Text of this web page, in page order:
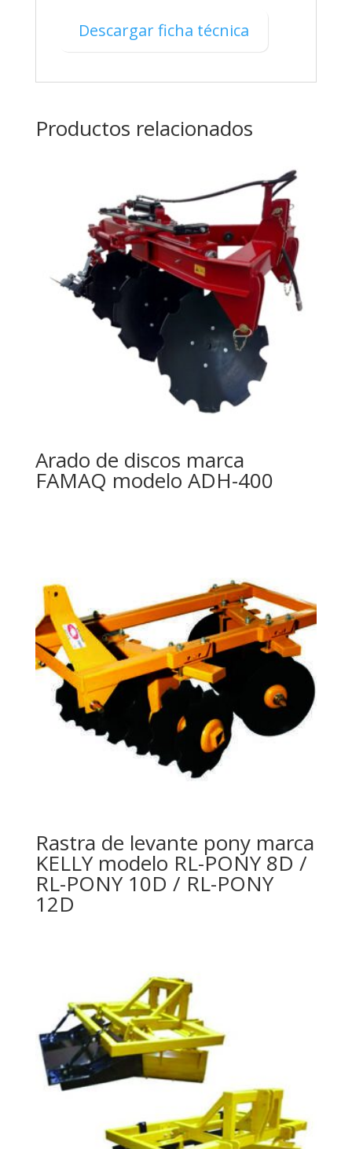
Descargar ficha técnica
Productos relacionados
Arado de discos marca
FAMAQ modelo ADH-400
Rastra de levante pony marca
KELLY modelo RL-PONY 8D /
RL-PONY 10D / RL-PONY
12D